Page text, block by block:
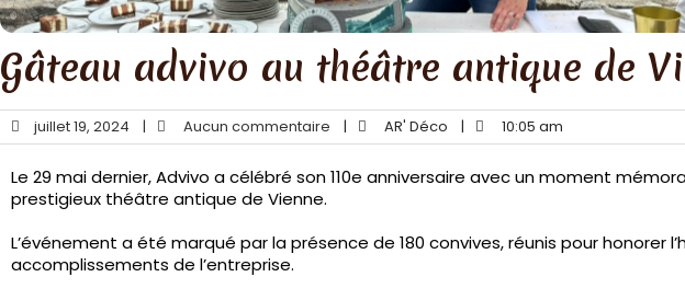
Gâteau advivo au théâtre antique de
juillet 19, 2024 | Aucun commentaire | AR' Déco | 10:05 am
Le 29 mai dernier, Advivo a célébré son 110e anniversaire avec un moment
prestigieux théâtre antique de Vienne.
L’événement a été marqué par la présence de 180 convives, réunis pour honorer
accomplissements de l’entreprise.